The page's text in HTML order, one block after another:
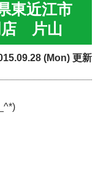
東近江市
店 片山
(Mon) 更新